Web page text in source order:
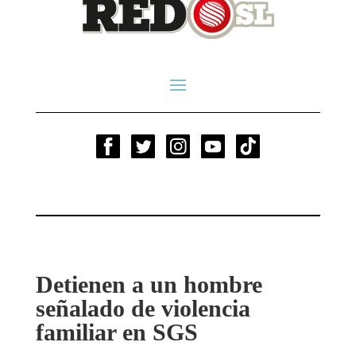
Detienen a un hombre
señalado de violencia
familiar en SGS